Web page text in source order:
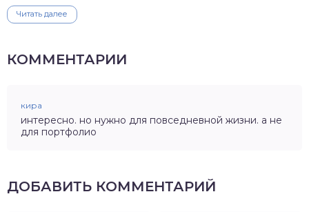
Читать далее
КОММЕНТАРИИ
кира
интересно. но нужно для повседневной жизни. а не
для портфолио
ДОБАВИТЬ КОММЕНТАРИЙ